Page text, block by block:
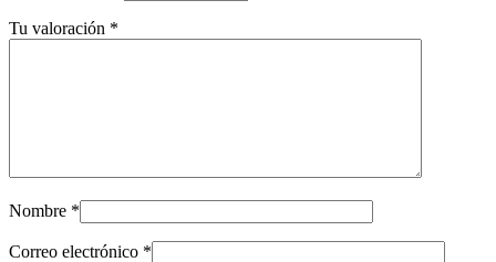
Tu valoración *
Nombre *
Correo electrónico *